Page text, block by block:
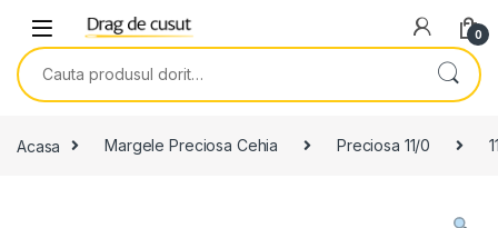
0
Search for:
Acasa Margele Preciosa Cehia Preciosa 11/0